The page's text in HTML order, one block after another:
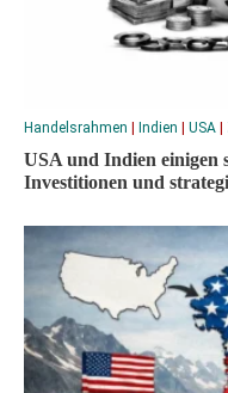
Handelsrahmen | Indien | USA |
USA und Indien einigen
Investitionen und